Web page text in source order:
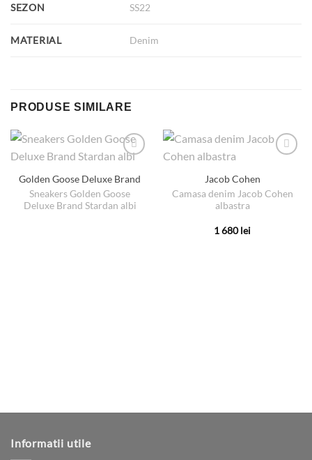
SEZON SS22
MATERIAL Denim
PRODUSE SIMILARE
Golden Goose Deluxe Brand
Sneakers Golden Goose
Deluxe Brand Stardan albi
Jacob Cohen
Camasa denim Jacob Cohen
albastra
1 680lei
Informatii utile